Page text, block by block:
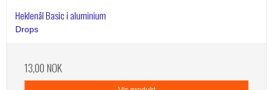
Heklenål Basic i aluminium
Drops
13,00 NOK